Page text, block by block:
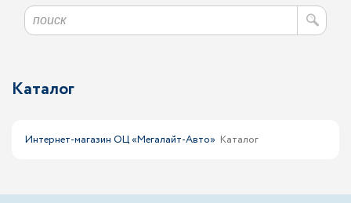
Каталог
Интернет-магазин ОЦ «Мегалайт-Авто» Каталог